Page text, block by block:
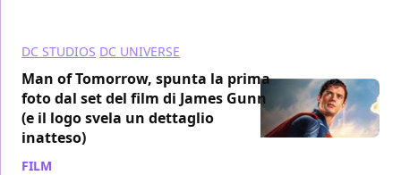
DC STUDIOS DC UNIVERSE
Man of Tomorrow, spunta la prima
foto dal set del film di James Gunn
(e il logo svela un dettaglio
inatteso)
FILM